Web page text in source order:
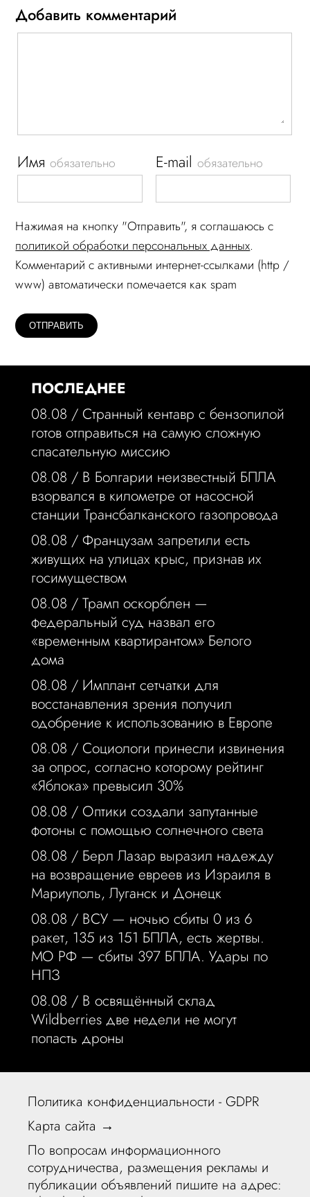
Добавить комментарий
Имяобязательно E-mailобязательно
Нажимая на кнопку "Отправить", я соглашаюсь c
политикой обработки персональных данных.
Комментарий c активными интернет-ссылками (http /
www) автоматически помечается как spam
ПОСЛЕДНЕЕ
08.08 / Странный кентавр с бензопилой
готов отправиться на самую сложную
спасательную миссию
08.08 / В Болгарии неизвестный БПЛА
взорвался в километре от насосной
станции Трансбалканского газопровода
08.08 / Французам запретили есть
живущих на улицах крыс, признав их
госимуществом
08.08 / Трамп оскорблен —
федеральный суд назвал его
«временным квартирантом» Белого
дома
08.08 / Имплант сетчатки для
восстанавления зрения получил
одобрение к использованию в Европе
08.08 / Социологи принесли извинения
за опрос, согласно которому рейтинг
«Яблока» превысил 30%
08.08 / Оптики создали запутанные
фотоны с помощью солнечного света
08.08 / Берл Лазар выразил надежду
на возвращение евреев из Израиля в
Мариуполь, Луганск и Донецк
08.08 / ВСУ — ночью сбиты 0 из 6
ракет, 135 из 151 БПЛА, есть жертвы.
МО РФ — сбиты 397 БПЛА. Удары по
НПЗ
08.08 / В освящённый склад
Wildberries две недели не могут
попасть дроны
Политика конфиденциальности - GDPR
Карта сайта →
По вопросам информационного
сотрудничества, размещения рекламы и
публикации объявлений пишите на адрес: